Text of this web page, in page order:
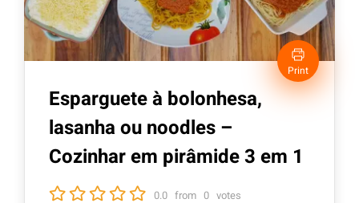
Print
Esparguete à bolonhesa,
lasanha ou noodles –
Cozinhar em pirâmide 3 em 1
0.0 from 0 votes